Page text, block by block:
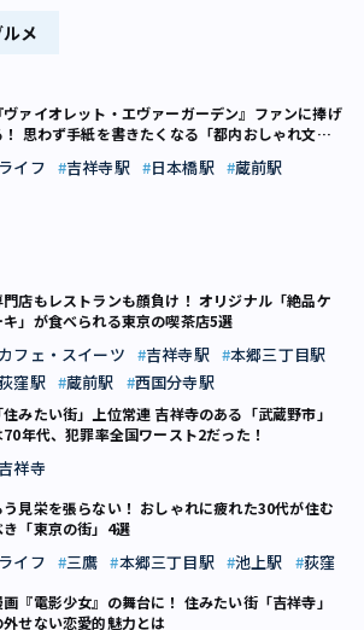
メ
ヴァイオレット・エヴァーガーデン』ファンに捧げ
！ 思わず手紙を書きたくなる「都内おしゃれ文具
ライフ 吉祥寺駅 日本橋駅 蔵前駅
門店もレストランも顔負け！ オリジナル「絶品ケ
キ」が食べられる東京の喫茶店5選
カフェ・スイーツ 吉祥寺駅
本郷三丁目駅
窪駅
蔵前駅 西国分寺駅
住みたい街」上位常連 吉祥寺のある「武蔵野市」
70年代、犯罪率全国ワースト2だった！
吉祥寺
う見栄を張らない！ おしゃれに疲れた30代が住む
き「東京の街」4選
ライフ 三鷹 本郷三丁目駅 池上駅 荻窪
画『電影少女』の舞台に！ 住みたい街「吉祥寺」
外せない恋愛的魅力とは